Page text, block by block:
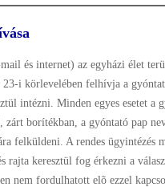
és internet) az egyházi élet
i körlevelében felhívja a
intézni. Minden egyes esetet a
borítékban, a gyóntató pap
felküldeni. A rendes ügyintézés
rajta keresztül fog érkezni a
nem fordulhatott elõ ezzel